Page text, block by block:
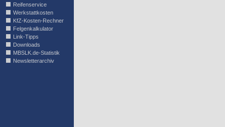
Reifenservice
Werkstattkosten
KfZ-Kosten-Rechner
Felgenkalkulator
Link-Tipps
Downloads
MBSLK.de-Statistik
Newsletterarchiv